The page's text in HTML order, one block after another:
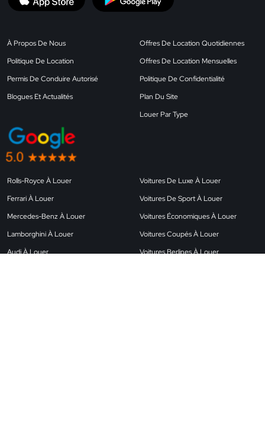
À Propos De Nous
Politique De Location
Permis De Conduire Autorisé
Blogues Et Actualités
Offres De Location Quotidiennes
Offres De Location Mensuelles
Politique De Confidentialité
Plan Du Site
Louer Par Type
Rolls-Royce À Louer
Ferrari À Louer
Mercedes-Benz À Louer
Lamborghini À Louer
Audi À Louer
Voitures De Luxe À Louer
Voitures De Sport À Louer
Voitures Économiques À Louer
Voitures Coupés À Louer
Voitures Berlines À Louer